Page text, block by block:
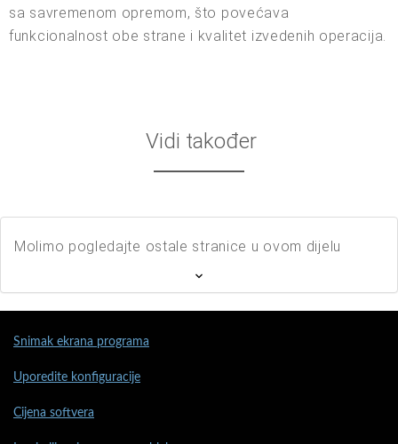
sa savremenom opremom, što povećava
funkcionalnost obe strane i kvalitet izvedenih operacija.
Vidi također
Molimo pogledajte ostale stranice u ovom dijelu
Snimak ekrana programa
Uporedite konfiguracije
Cijena softvera